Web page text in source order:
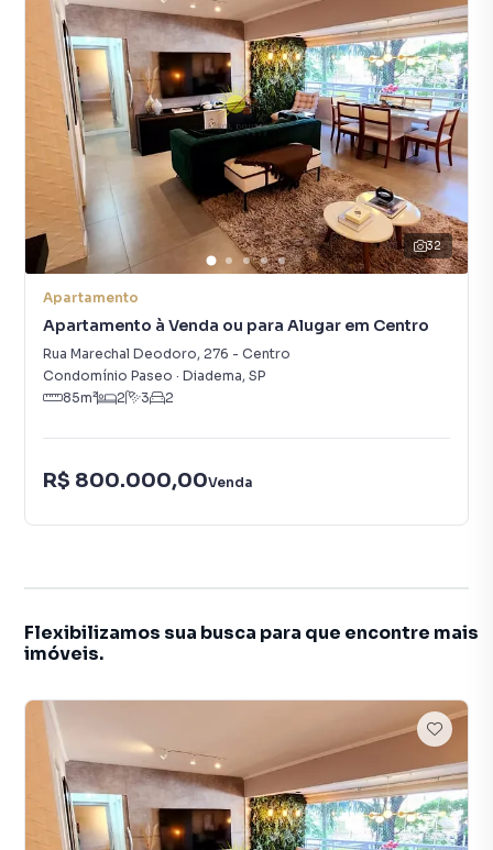
32
Apartamento
Apartamento à Venda ou para Alugar em Centro
Rua Marechal Deodoro, 276 - Centro
Condomínio Paseo · Diadema, SP
85m² 2 3 2
R$ 800.000,00Venda
Flexibilizamos sua busca para que encontre mais
imóveis.